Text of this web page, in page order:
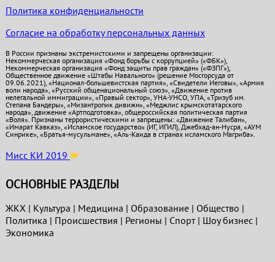
Политика конфиденциальности
Согласие на обработку персональных данных
В России признаны экстремистскими и запрещены организации:
Некоммерческая организация «Фонд борьбы с коррупцией» («ФБК»),
Некоммерческая организация «Фонд защиты прав граждан» («ФЗПГ»),
Общественное движение «Штабы Навального» (решение Мосгорсуда от
09.06.2021), «Национал-большевистская партия», «Свидетели Иеговы», «Армия
воли народа», «Русский общенациональный союз», «Движение против
нелегальной иммиграции», «Правый сектор», УНА-УНСО, УПА, «Тризуб им.
Степана Бандеры», «Мизантропик дивижн», «Меджлис крымскотатарского
народа», движение «Артподготовка», общероссийская политическая партия
«Воля». Признаны террористическими и запрещены: «Движение Талибан»,
«Имарат Кавказ», «Исламское государство» (ИГ, ИГИЛ), Джебхад-ан-Нусра, «АУМ
Синрике», «Братья-мусульмане», «Аль-Каида в странах исламского Магриба».
Мисс КИ 2019
ОСНОВНЫЕ РАЗДЕЛЫ
ЖКХ | Культура | Медицина | Образование| Общество |
Политика | Проиcшествия | Регионы | Спорт| Шоу бизнес|
Экономика